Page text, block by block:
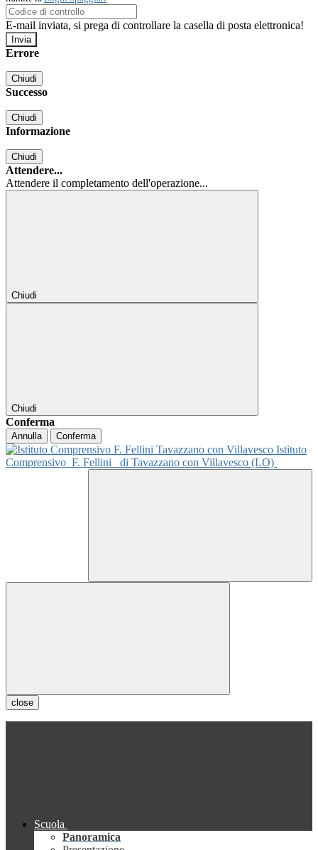
E-mail inviata, si prega di controllare la casella di posta elettronica!
Errore
Chiudi
Successo
Chiudi
Informazione
Chiudi
Attendere...
Attendere il completamento dell'operazione...
Chiudi
Chiudi
Conferma
Annulla Conferma
Istituto
Comprensivo F. Fellini di Tavazzano con Villavesco (LO)
close
Scuola
Panoramica